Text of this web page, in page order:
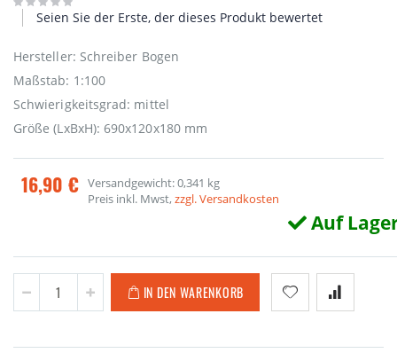
Seien Sie der Erste, der dieses Produkt bewertet
Hersteller: Schreiber Bogen
Maßstab: 1:100
Schwierigkeitsgrad: mittel
Größe (LxBxH): 690x120x180 mm
16,90 € Versandgewicht: 0,341 kg
Preis inkl. Mwst,zzgl. Versandkosten
Auf
IN DEN WARENKORB